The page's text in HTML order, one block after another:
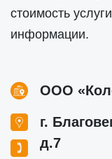
стоимость
информации.
ООО
г.
д.7